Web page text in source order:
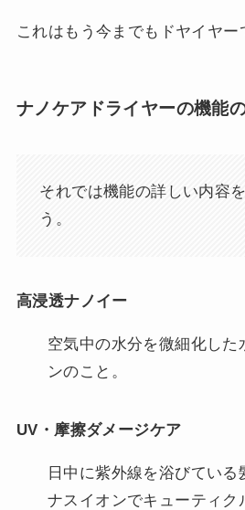
これはもう今までもドヤイヤー
ナノケアドライヤーの機能
それでは機能の詳しい内容
う。
高浸透ナノイー
空気中の水分を微細化した
ンのこと。
UV・摩擦ダメージケア
日中に紫外線を浴びている
ナスイオンでキューティク